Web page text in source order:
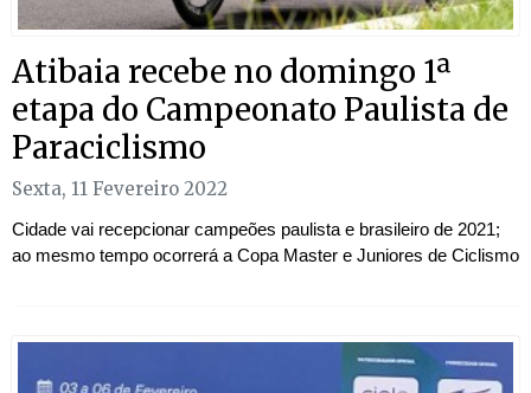
Atibaia recebe no domingo 1ª
etapa do Campeonato Paulista de
Paraciclismo
Sexta, 11 Fevereiro 2022
Cidade vai recepcionar campeões paulista e brasileiro de 2021;
ao mesmo tempo ocorrerá a Copa Master e Juniores de Ciclismo